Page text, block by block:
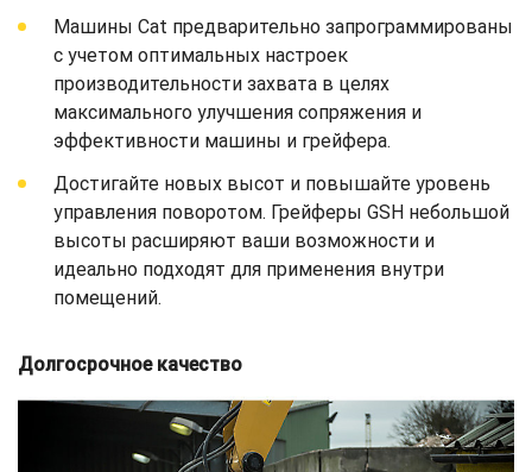
Машины Cat предварительно запрограммированы
с учетом оптимальных настроек
производительности захвата в целях
максимального улучшения сопряжения и
эффективности машины и грейфера.
Достигайте новых высот и повышайте уровень
управления поворотом. Грейферы GSH небольшой
высоты расширяют ваши возможности и
идеально подходят для применения внутри
помещений.
Долгосрочное качество